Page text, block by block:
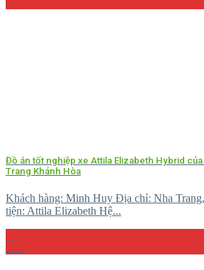
Đồ án tốt nghiệp xe Attila Elizabeth Hybrid
Trang Khánh Hòa
Khách hàng: Minh Huy Địa chỉ: Nha
tiện: Attila Elizabeth Hệ...